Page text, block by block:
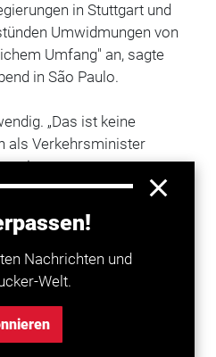
Nachrichten und
Welt.
in Stuttgart und
Umwidmungen von
Umfang" an, sagte
in São Paulo.
„Das ist keine
als Verkehrsminister
wenn es zu
einzelner
Die Entscheidung über die
liege natürlich bei den
Äußerungen zielten auch
teueren Neubau der
trägt, sowie auf den
Beide Projekte